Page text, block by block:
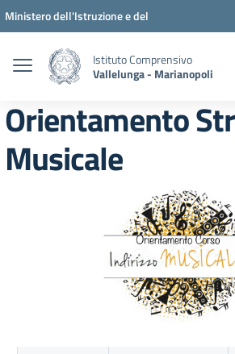
Vai ai contenuti
Vai al menu di navigazione
Vai al footer
Ministero dell'Istruzione e del
Istituto Comprensivo
Vallelunga - Marianopoli
Orientamento
Musicale